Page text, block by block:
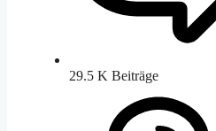
29.5 K Beiträge